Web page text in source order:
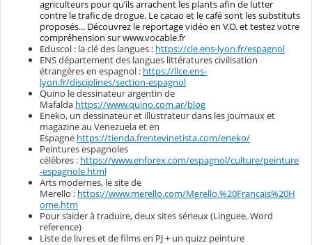
agriculteurs pour qu’ils arrachent les plants afin de lutter
contre le trafic de drogue. Le cacao et le café sont les substituts
proposés... Découvrez le reportage vidéo en V.O. et testez votre
compréhension sur www.vocable.fr
Eduscol : la clé des langues : https://cle.ens-lyon.fr/espagnol
ENS département des langues littératures civilisation
étrangères en espagnol : https://llce.ens-
lyon.fr/disciplines/section-espagnol
Quino le dessinateur argentin de
Mafalda https://www.quino.com.ar/blog
Eneko, un dessinateur et illustrateur dans les journaux et
magazine au Venezuela et en
Espagne https://tienda.frentevinetista.com/eneko/
Peintures espagnoles
célèbres : https://www.enforex.com/espagnol/culture/peinture
-espagnole.html
Arts modernes, le site de
Merello : https://www.merello.com/Merello.%20Francais%20H
ome.htm
Pour s’aider à traduire, deux sites sérieux (Linguee, Word
reference)
Liste de livres et de films en PJ + un quizz peinture